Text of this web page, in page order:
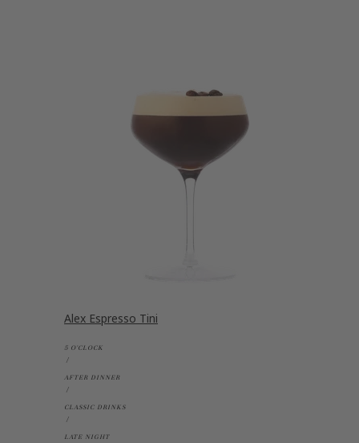
Alex Espresso Tini
5 O'CLOCK
AFTER DINNER
CLASSIC DRINKS
LATE NIGHT